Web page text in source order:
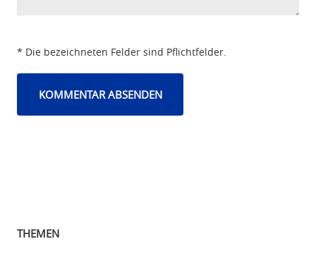
* Die bezeichneten Felder sind Pflichtfelder.
THEMEN